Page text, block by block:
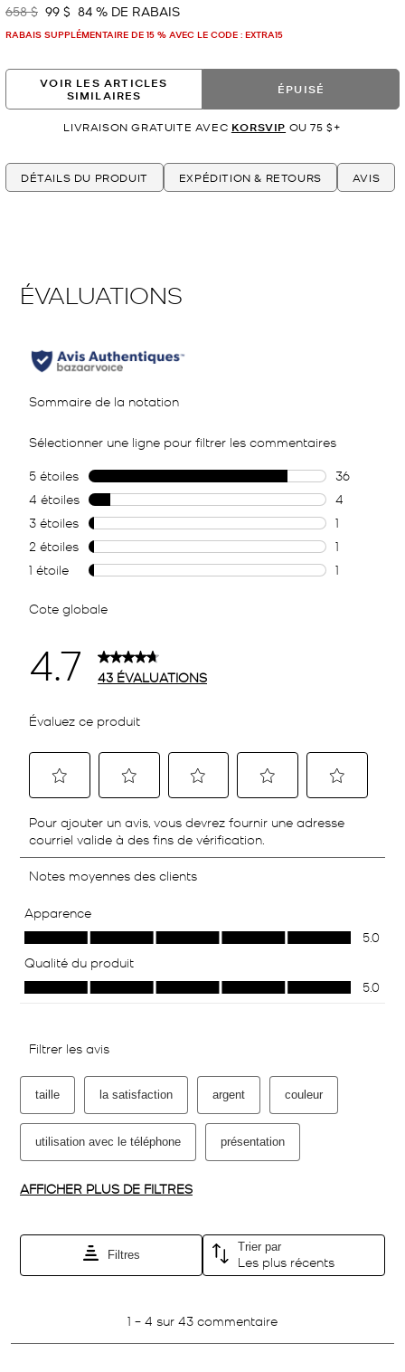
était
658 $ maintenant
99 $ 84 % DE RABAIS
RABAIS SUPPLÉMENTAIRE DE 15 % AVEC LE CODE : EXTRA15
VOIR LES ARTICLES
SIMILAIRES
ÉPUISÉ
LIVRAISON GRATUITE AVEC KORSVIP OU 75 $+
DÉTAILS DU PRODUIT EXPÉDITION & RETOURS AVIS